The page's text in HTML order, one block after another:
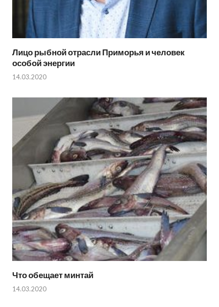
Лицо рыбной отрасли Приморья и человек
особой энергии
14.03.2020
Что обещает минтай
14.03.2020